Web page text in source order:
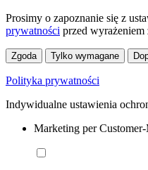
Prosimy o zapoznanie się z
prywatności przed wyrażeniem
Zgoda Tylko wymagane
Polityka prywatności
Indywidualne ustawienia
Marketing per